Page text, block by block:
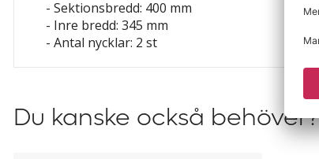
- Sektionsbredd: 400 mm
- Inre bredd: 345 mm
- Antal nycklar: 2 st
Du kanske också behöver?